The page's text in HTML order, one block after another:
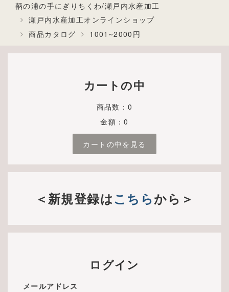
鞆の浦の手にぎりちくわ/瀬戸内水産加工
瀬戸内水産加工オンラインショップ
商品カタログ
1001~2000円
カートの中
商品数：0
金額：0
カートの中を見る
＜新規登録はこちらから＞
ログイン
メールアドレス